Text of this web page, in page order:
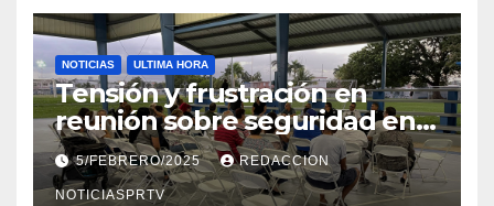
NOTICIAS ULTIMA HORA
Tensión y frustración en
reunión sobre seguridad en
Reparto Metropolitano
5/FEBRERO/2025 REDACCION
NOTICIASPRTV